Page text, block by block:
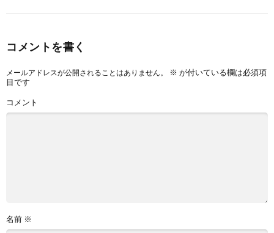
コメントを書く
メールアドレスが公開されることはありません。 ※ が付いている欄は必須項
目です
コメント
名前 ※